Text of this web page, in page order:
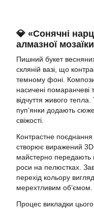
💎 «Сонячні
алмазної мозаїки
Пишний букет
скляній вазі, що
темному фоні.
насичені помаранчеві
відчуття живого тепла.
пуп’янки додають
свіжості.
Контрастне поєднання
створює виражений 3D-
майстерно передають
роси на пелюстках.
перехід кольору
мерехтливим об’ємом.
Процес викладки